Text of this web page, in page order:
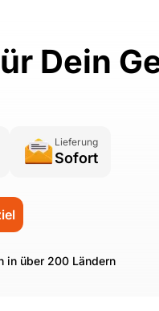
Dein
Lieferung
Sofort
in über 200 Ländern